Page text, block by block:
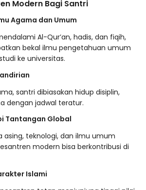
Modern Bagi Santri
Agama dan Umum
Al-Qur’an, hadis, dan fiqih,
bekal ilmu pengetahuan umum
ke universitas.
santri dibiasakan hidup disiplin,
dengan jadwal teratur.
Tantangan Global
asing, teknologi, dan ilmu umum
modern bisa berkontribusi di
Islami